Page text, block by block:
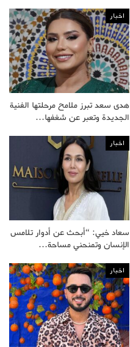
اخبار
هدى سعد تبرز ملامح مرحلتها الفنية
الجديدة وتعبر عن شغفها…
اخبار
سعاد خيي: “أبحث عن أدوار تلامس
الإنسان وتمنحني مساحة…
اخبار